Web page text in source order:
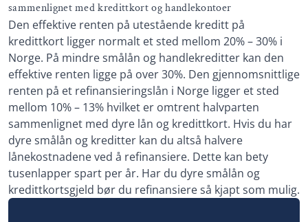
sammenlignet med kredittkort og handlekontoer
Den effektive renten på utestående kreditt på
kredittkort ligger normalt et sted mellom 20% – 30% i
Norge. På mindre smålån og handlekreditter kan den
effektive renten ligge på over 30%. Den gjennomsnittlige
renten på et refinansieringslån i Norge ligger et sted
mellom 10% – 13% hvilket er omtrent halvparten
sammenlignet med dyre lån og kredittkort. Hvis du har
dyre smålån og kreditter kan du altså halvere
lånekostnadene ved å refinansiere. Dette kan bety
tusenlapper spart per år. Har du dyre smålån og
kredittkortsgjeld bør du refinansiere så kjapt som mulig.